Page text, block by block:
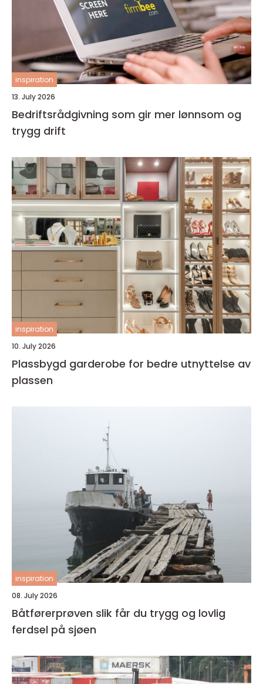
inspiration
13. July 2026
Bedriftsrådgivning som gir mer lønnsom og
trygg drift
inspiration
10. July 2026
Plassbygd garderobe for bedre utnyttelse av
plassen
inspiration
08. July 2026
Båtførerprøven slik får du trygg og lovlig
ferdsel på sjøen